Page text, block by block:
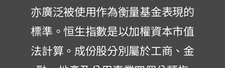
亦廣泛被使用作為衡量基金表現的
標準。恒生指數是以加權資本市值
法計算。成份股分別屬於工商、金